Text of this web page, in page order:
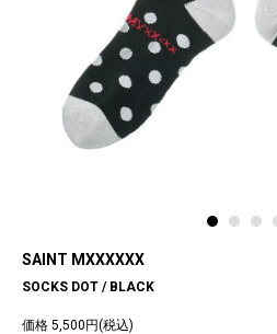
SAINT MXXXXXX
SOCKS DOT / BLACK
価格 5,500円(税込)